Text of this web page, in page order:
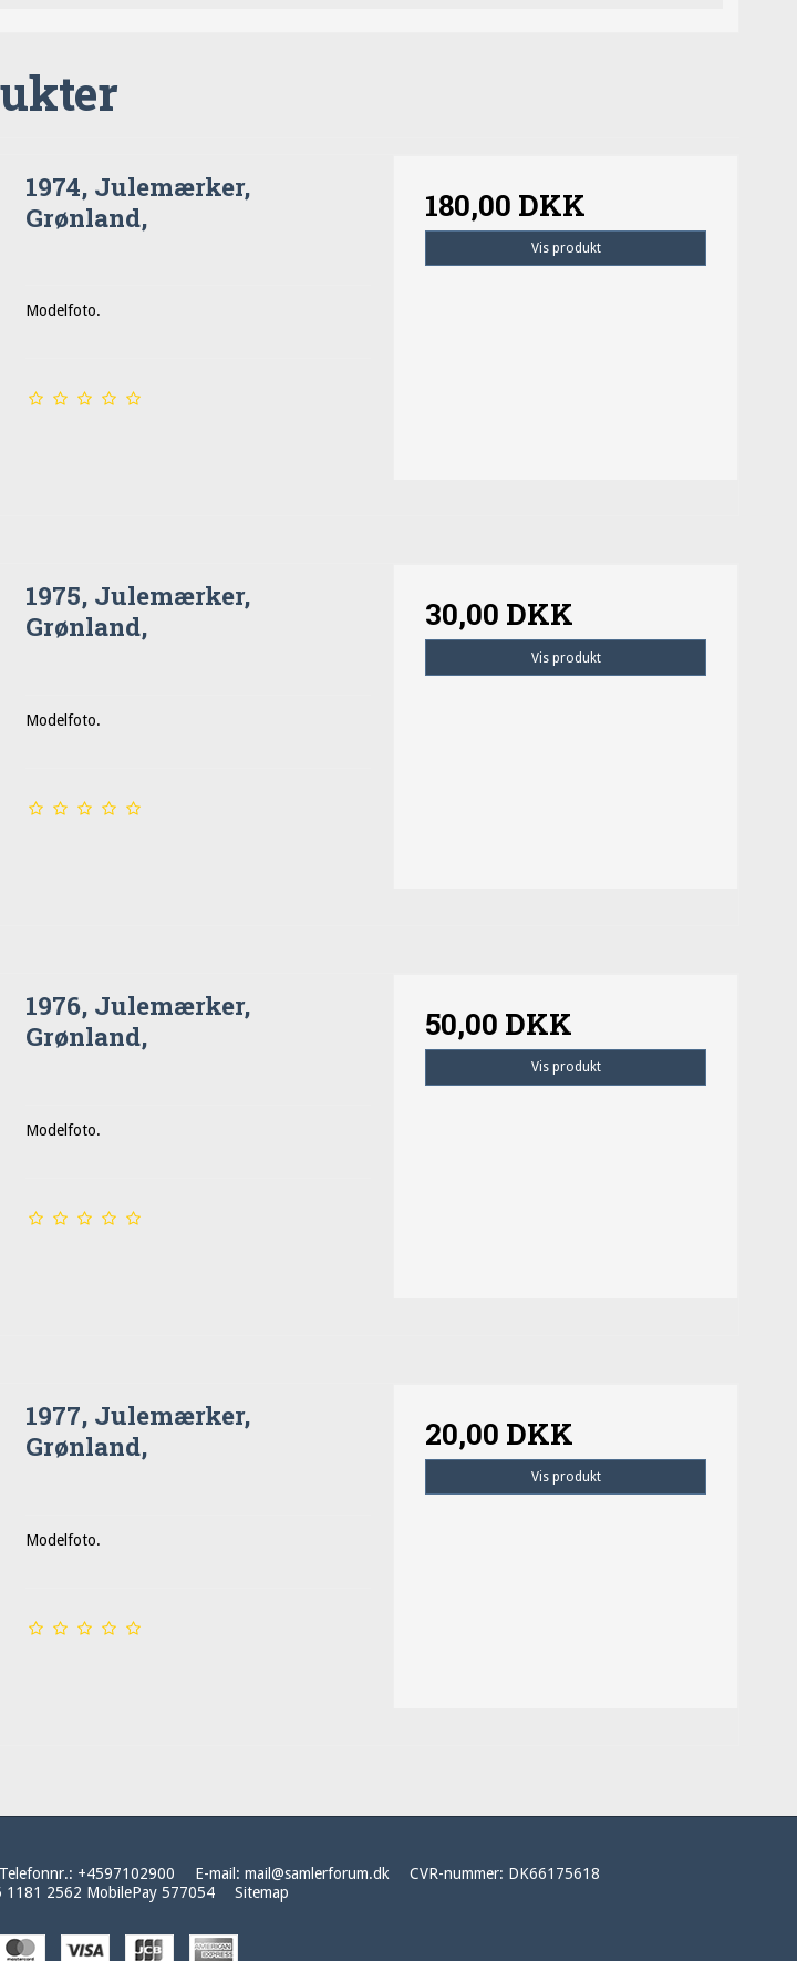
1974, Julemærker,
Grønland,
Modelfoto.
180,00 DKK
Vis produkt
1975, Julemærker,
Grønland,
Modelfoto.
30,00 DKK
Vis produkt
1976, Julemærker,
Grønland,
Modelfoto.
50,00 DKK
Vis produkt
1977, Julemærker,
Grønland,
Modelfoto.
20,00 DKK
Vis produkt
Telefonnr.: +4597102900 E-mail : mail@samlerforum.dk CVR-nummer: DK66175618
1181 2562 MobilePay 577054 Sitemap